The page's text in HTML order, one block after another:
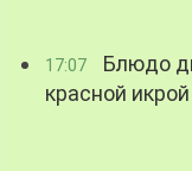
17:07
Блюдо
красной икрой